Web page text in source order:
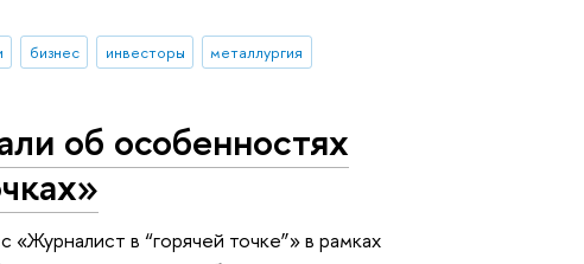
бизнес инвесторы металлургия
об особенностях
в “горячей точке”» в рамках